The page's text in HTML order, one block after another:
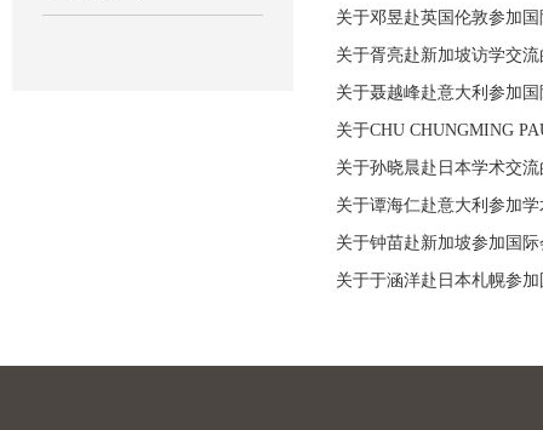
关于邓昱赴英国伦敦参加
关于胥亮赴新加坡访学交
关于聂越峰赴意大利参加
关于CHU CHUNGMING
关于孙晓晨赴日本学术交
关于谭海仁赴意大利参加
关于钟苗赴新加坡参加国
关于于涵洋赴日本札幌参